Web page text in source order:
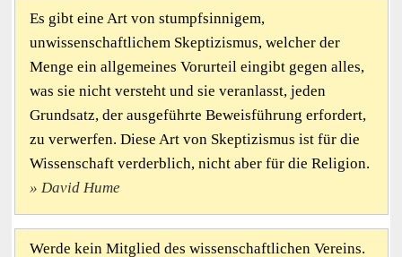
Es gibt eine Art von stumpfsinnigem,
unwissenschaftlichem Skeptizismus, welcher der
Menge ein allgemeines Vorurteil eingibt gegen alles,
was sie nicht versteht und sie veranlasst, jeden
Grundsatz, der ausgeführte Beweisführung erfordert,
zu verwerfen. Diese Art von Skeptizismus ist für die
Wissenschaft verderblich, nicht aber für die Religion.
David Hume
Werde kein Mitglied des wissenschaftlichen Vereins.